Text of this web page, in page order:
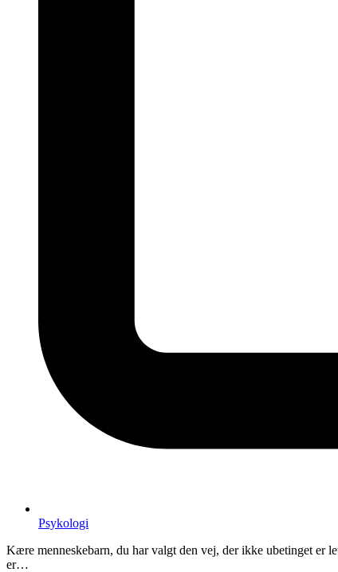
Psykologi
Kære menneskebarn, du har valgt den vej, der ikke ubetinget er
er…